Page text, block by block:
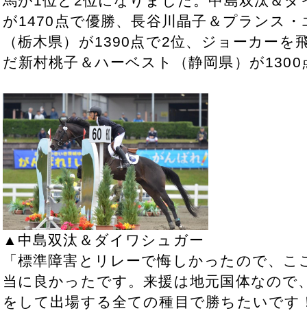
が1470点で優勝、長谷川晶子＆プランス
（栃木県）が1390点で2位、ジョーカーを
だ新村桃子＆ハーベスト（静岡県）が
▲中島双汰＆ダイワシュガー
「標準障害とリレーで悔しかったので、
当に良かったです。来援は地元国体なの
をして出場する全ての種目で勝ちたいです